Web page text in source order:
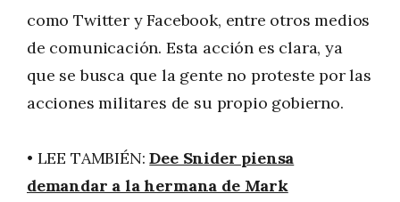
como Twitter y Facebook, entre otros medios
de comunicación. Esta acción es clara, ya
que se busca que la gente no proteste por las
acciones militares de su propio gobierno.
• LEE TAMBIÉN:Dee Snider piensa
demandar a la hermana de Mark